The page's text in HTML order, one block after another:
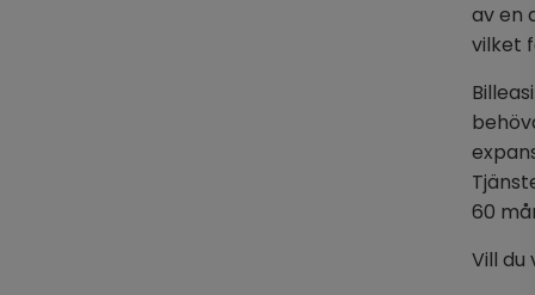
av en
vilket
60
Vill